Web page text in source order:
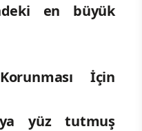
en büyük
İçin
yüz tutmuş